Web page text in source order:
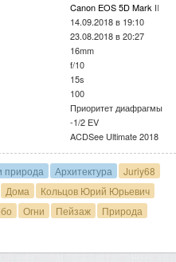
Canon EOS 5D Mark II
14.09.2018 в 19:10
23.08.2018 в 20:27
16mm
f/10
15s
100
Приоритет диафрагмы
-1/2 EV
ACDSee Ultimate 2018
природа Архитектура
Juriy68
Дома
Кольцов Юрий Юрьевич
Огни Пейзаж
Природа